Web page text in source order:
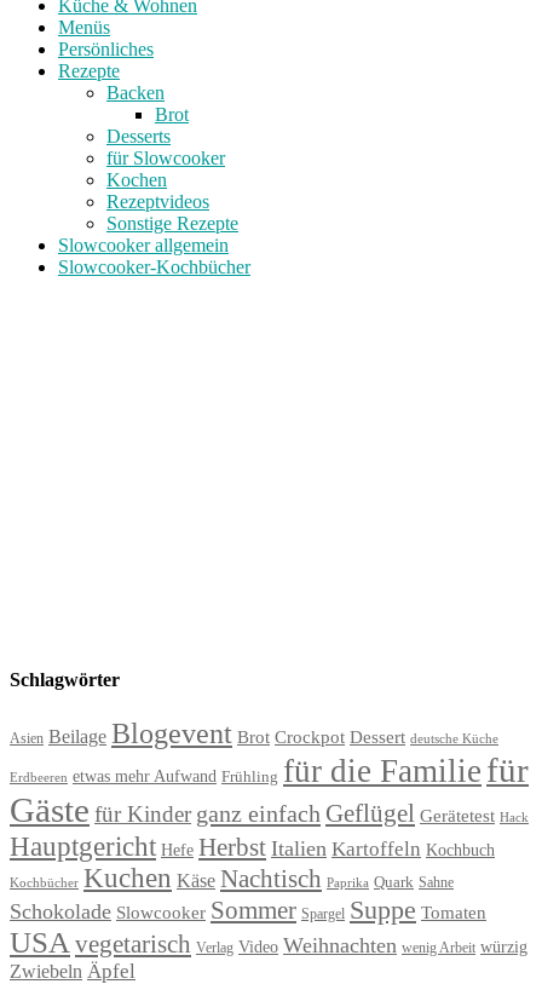
Küche & Wohnen
Menüs
Persönliches
Rezepte
Backen
Brot
Desserts
für Slowcooker
Kochen
Rezeptvideos
Sonstige Rezepte
Slowcooker allgemein
Slowcooker-Kochbücher
Schlagwörter
Asien Beilage Blogevent Brot Crockpot Dessert deutsche Küche
Erdbeeren etwas mehr Aufwand Frühling für die Familie für
Gäste für Kinder ganz einfach Geflügel Gerätetest Hack
Hauptgericht Hefe Herbst Italien Kartoffeln Kochbuch
Kochbücher Kuchen Käse Nachtisch Paprika Quark Sahne
Schokolade Slowcooker Sommer Spargel Suppe Tomaten
USA vegetarisch Verlag Video Weihnachten wenig Arbeit würzig
Zwiebeln Äpfel